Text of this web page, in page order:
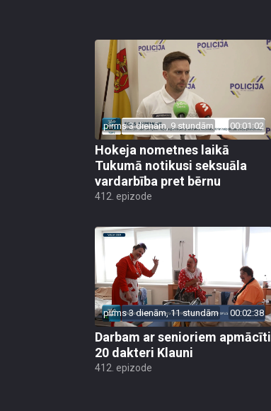
pirms 3 dienām, 9 stundām 00:01:02
Hokeja nometnes laikā
Tukumā notikusi seksuāla
vardarbība pret bērnu
412. epizode
pirms 3 dienām, 11 stundām 00:02:38
Darbam ar senioriem apmācīti
20 dakteri Klauni
412. epizode